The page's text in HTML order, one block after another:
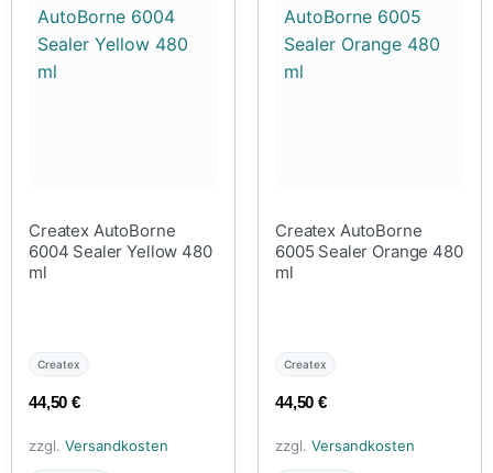
Createx AutoBorne
6004 Sealer Yellow 480
ml
Createx
44,50€
zzgl. Versandkosten
Createx AutoBorne
6005 Sealer Orange 480
ml
Createx
44,50€
zzgl. Versandkosten